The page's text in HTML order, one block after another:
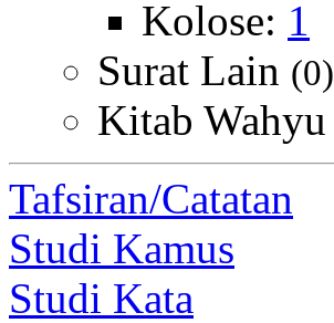
Kolose: 1
Surat Lain (0)
Kitab Wahyu
Tafsiran/Catatan
Studi Kamus
Studi Kata